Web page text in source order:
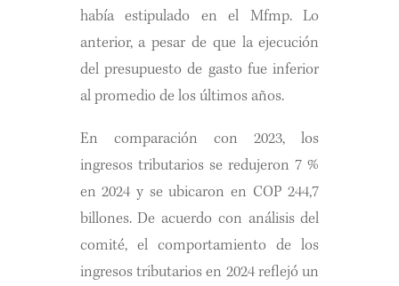
había estipulado en el Mfmp. Lo
anterior, a pesar de que la ejecución
del presupuesto de gasto fue inferior
al promedio de los últimos años.
En comparación con 2023, los
ingresos tributarios se redujeron 7 %
en 2024 y se ubicaron en COP 244,7
billones. De acuerdo con análisis del
comité, el comportamiento de los
ingresos tributarios en 2024 reflejó un